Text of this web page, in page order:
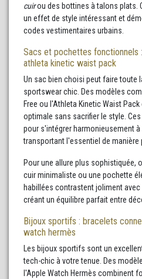
cuirou des bottines à talons plats.
un effet de style intéressant et
codes vestimentaires urbains.
Sacs et pochettes fonctionnels
athleta kinetic waist pack
Un sac bien choisi peut faire toute
sportswear chic. Des modèles
Free ou l'Athleta Kinetic Waist
optimale sans sacrifier le style.
pour s'intégrer harmonieusement
transportant l'essentiel de manière
Pour une allure plus sophistiquée,
cuir minimaliste ou une pochette
habillées contrastent joliment
créant un équilibre parfait entre
Bijoux sportifs : bracelets
watch hermès
Les bijoux sportifs sont un
tech-chic à votre tenue. Des
l'Apple Watch Hermès combinent